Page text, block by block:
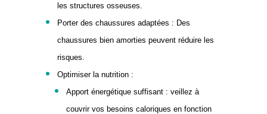
les structures osseuses.
Porter des chaussures adaptées : Des
chaussures bien amorties peuvent réduire les
risques.
Optimiser la nutrition :
Apport énergétique suffisant : veillez à
couvrir vos besoins caloriques en fonction